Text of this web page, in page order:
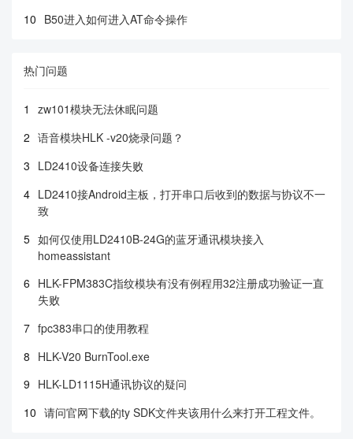
10 B50进入如何进入AT命令操作
热门问题
1
zw101模块无法休眠问题
2 语音模块HLK -v20烧录问题？
3 LD2410设备连接失败
4 LD2410接Android主板，打开串口后收到的数据与协议不一
致
5 如何仅使用LD2410B-24G的蓝牙通讯模块接入
homeassistant
6 HLK-FPM383C指纹模块有没有例程用32注册成功验证一直
失败
7 fpc383串口的使用教程
8 HLK-V20 BurnTool.exe
9 HLK-LD1115H通讯协议的疑问
10 请问官网下载的ty SDK文件夹该用什么来打开工程文件。